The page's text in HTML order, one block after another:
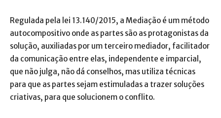
Regulada pela lei 13.140/2015, a Mediação é um método
autocompositivo onde as partes são as protagonistas da
solução, auxiliadas por um terceiro mediador, facilitador
da comunicação entre elas, independente e imparcial,
que não julga, não dá conselhos, mas utiliza técnicas
para que as partes sejam estimuladas a trazer soluções
criativas, para que solucionem o conflito.